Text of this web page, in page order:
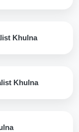
Khulna
Khulna